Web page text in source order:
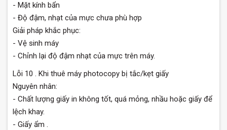
- Mặt kính bẩn
- Độ đậm, nhạt của mực chưa phù hợp
Giải pháp khắc phục:
- Vệ sinh máy
- Chỉnh lại độ đậm nhạt của mực trên máy.
Lỗi 10 . Khi thuê máy photocopy bị tắc/kẹt giấy
Nguyên nhân:
- Chất lượng giấy in không tốt, quá mỏng, nhầu hoặc giấy để
lệch khay.
- Giấy ẩm .